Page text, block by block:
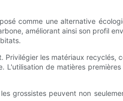
comme une alternative
améliorant ainsi son profil
les matériaux recyclés,
de matières
grossistes peuvent non